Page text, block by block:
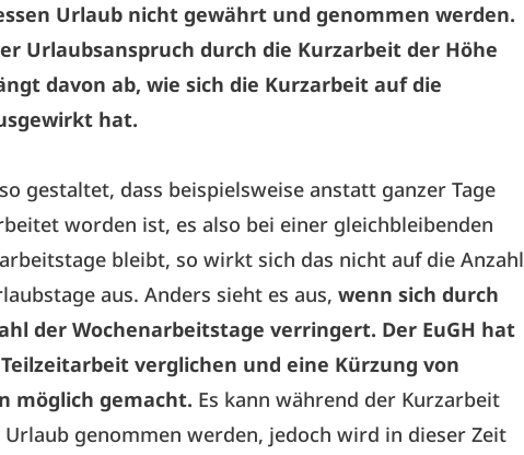
Urlaub nicht gewährt und genommen werden.
Urlaubsanspruch durch die Kurzarbeit der Höhe
davon ab, wie sich die Kurzarbeit auf die
hat.
gestaltet, dass beispielsweise anstatt ganzer Tage
worden ist, es also bei einer gleichbleibenden
bleibt, so wirkt sich das nicht auf die Anzahl
aus. Anders sieht es aus, wenn sich durch
der Wochenarbeitstage verringert. Der EuGH hat
verglichen und eine Kürzung von
möglich gemacht. Es kann während der Kurzarbeit
genommen werden, jedoch wird in dieser Zeit